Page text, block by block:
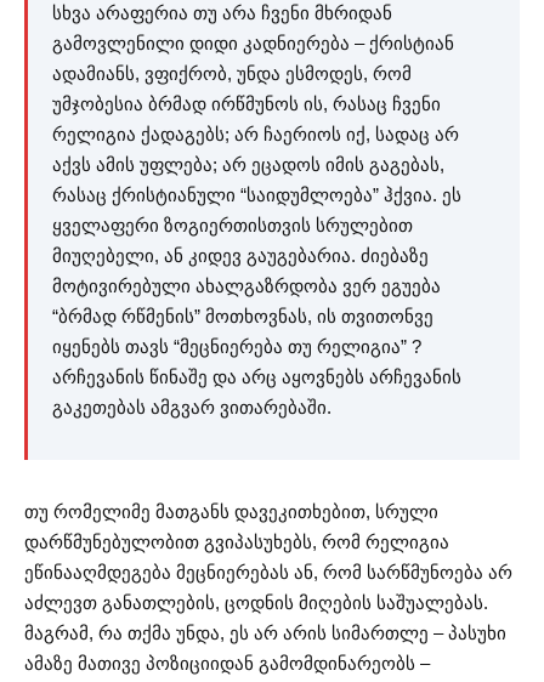
სხვა არაფერია თუ არა ჩვენი მხრიდან
გამოვლენილი დიდი კადნიერება – ქრისტიან
ადამიანს, ვფიქრობ, უნდა ესმოდეს, რომ
უმჯობესია ბრმად ირწმუნოს ის, რასაც ჩვენი
რელიგია ქადაგებს; არ ჩაერიოს იქ, სადაც არ
აქვს ამის უფლება; არ ეცადოს იმის გაგებას,
რასაც ქრისტიანული “საიდუმლოება” ჰქვია. ეს
ყველაფერი ზოგიერთისთვის სრულებით
მიუღებელი, ან კიდევ გაუგებარია. ძიებაზე
მოტივირებული ახალგაზრდობა ვერ ეგუება
“ბრმად რწმენის” მოთხოვნას, ის თვითონვე
იყენებს თავს “მეცნიერება თუ რელიგია” ?
არჩევანის წინაშე და არც აყოვნებს არჩევანის
გაკეთებას ამგვარ ვითარებაში.
თუ რომელიმე მათგანს დავეკითხებით, სრული
დარწმუნებულობით გვიპასუხებს, რომ რელიგია
ეწინააღმდეგება მეცნიერებას ან, რომ სარწმუნოება არ
აძლევთ განათლების, ცოდნის მიღების საშუალებას.
მაგრამ, რა თქმა უნდა, ეს არ არის სიმართლე – პასუხი
ამაზე მათივე პოზიციიდან გამომდინარეობს –